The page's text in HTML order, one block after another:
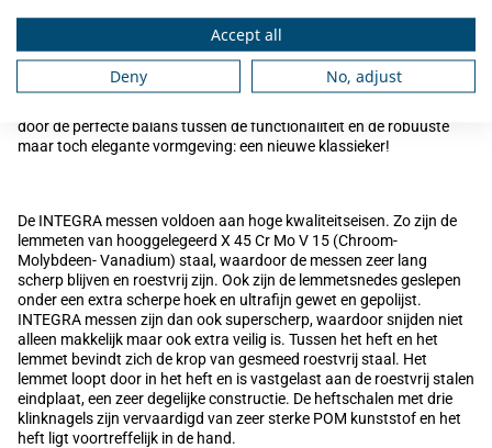
Sabatier Integra Broodmes 22cm
is van hoge kwaliteit.
door de perfecte balans tussen de functionaliteit en de robuuste
maar toch elegante vormgeving: een nieuwe klassieker!
De INTEGRA messen voldoen aan hoge kwaliteitseisen. Zo zijn de
lemmeten van hooggelegeerd X 45 Cr Mo V 15 (Chroom-
Molybdeen- Vanadium) staal, waardoor de messen zeer lang
scherp blijven en roestvrij zijn. Ook zijn de lemmetsnedes geslepen
onder een extra scherpe hoek en ultrafijn gewet en gepolijst.
INTEGRA messen zijn dan ook superscherp, waardoor snijden niet
alleen makkelijk maar ook extra veilig is. Tussen het heft en het
lemmet bevindt zich de krop van gesmeed roestvrij staal. Het
lemmet loopt door in het heft en is vastgelast aan de roestvrij stalen
eindplaat, een zeer degelijke constructie. De heftschalen met drie
klinknagels zijn vervaardigd van zeer sterke POM kunststof en het
heft ligt voortreffelijk in de hand.
Accept all
Deny
No, adjust